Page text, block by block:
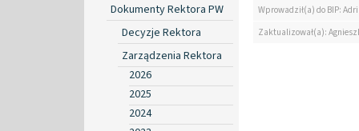
Dokumenty Rektora PW
Decyzje Rektora
Zarządzenia Rektora
2026
2025
2024
Wprowadził(a) do BIP:
Zaktualizował(a):